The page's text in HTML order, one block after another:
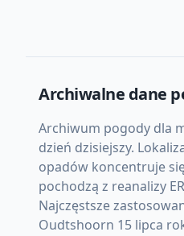
Archiwalne dane
Archiwum pogody dla
dzień dzisiejszy.
opadów koncentruje
pochodzą z reanalizy
Najczęstsze
Oudtshoorn 15 lipca